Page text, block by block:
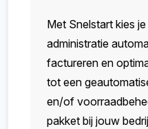
Met Snelstart kies
administratie
factureren en
tot een
en/of
pakket bij jouw